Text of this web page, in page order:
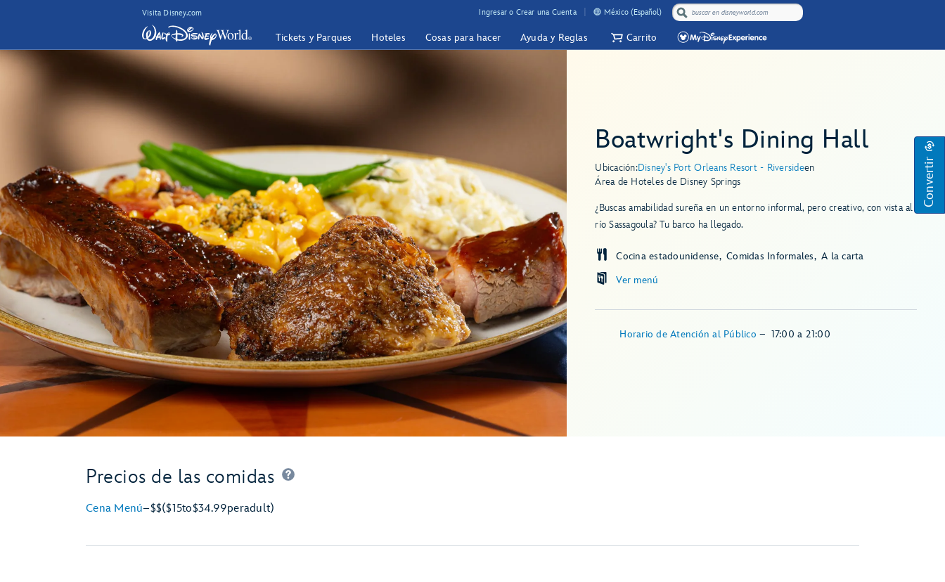
Visita Disney.com Ingresar o Crear una Cuenta México (Español)
Tickets y Parques Hoteles Cosas para hacer Ayuda y Reglas Carrito
Convertir
Boatwright's Dining Hall
Ubicación:Disney's Port Orleans Resort - Riversideen
Área de Hoteles de Disney Springs
¿Buscas amabilidad sureña en un entorno informal, pero creativo, con vista al
río Sassagoula? Tu barco ha llegado.
Ver menú
Cocina estadounidense Comidas Informales A la carta
Horario de Atención al Público– 17:00 a 21:00
Precios de las comidas
Cena Menú–$$($15to$34.99peradult)